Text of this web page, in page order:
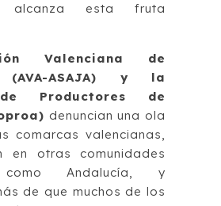
alcanza esta fruta
Valenciana de
(AVA-ASAJA) y la
Productores de
denuncian una ola
comarcas valencianas,
en otras comunidades
como Andalucía, y
de que muchos de los